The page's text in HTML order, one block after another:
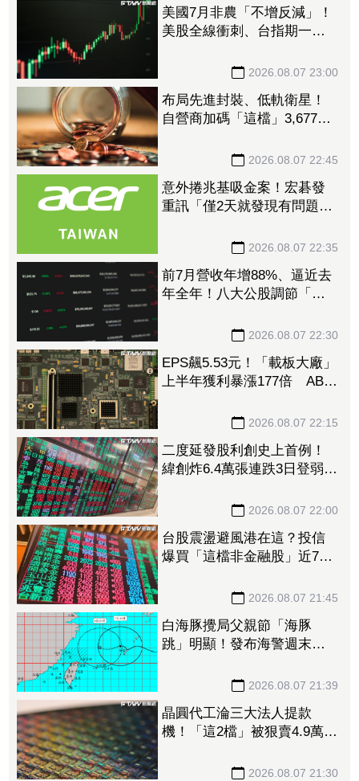
美國7月非農「不增反減」！
美股全線衝刺、台指期一度
2026.08.07 23:00
布局先進封裝、低軌衛星！
自營商加碼「這檔」3,677萬
2026.08.07 22:45
意外捲兆基吸金案！宏碁發
重訊「僅2天就發現有問題」
2026.08.07 22:35
前7月營收年增88%、逼近去
年全年！八大公股調節「這
2026.08.07 22:30
EPS飆5.53元！「載板大廠」
上半年獲利暴漲177倍 ABF
2026.08.07 22:15
二度延發股利創史上首例！
緯創炸6.4萬張連跌3日登弱勢
2026.08.07 22:00
台股震盪避風港在這？投信
爆買「這檔非金融股」近7千
2026.08.07 21:45
白海豚攪局父親節「海豚
跳」明顯！發布海警週末影
2026.08.07 21:39
晶圓代工淪三大法人提款
機！「這2檔」被狠賣4.9萬
2026.08.07 21:30